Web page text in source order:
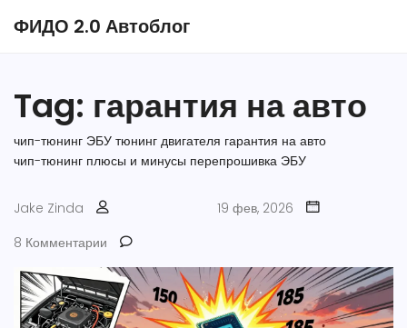
ФИДО 2.0 Автоблог
Tag: гарантия на авто
чип-тюнинг ЭБУ тюнинг двигателя гарантия на авто
чип-тюнинг плюсы и минусы перепрошивка ЭБУ
Jake Zinda
19 фев, 2026
8 Комментарии